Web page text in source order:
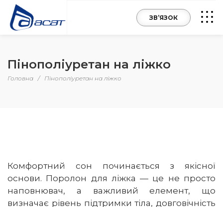
ЗВ’ЯЗОК
Пінополіуретан на ліжко
Головна / Пінополіуретан на ліжко
Комфортний сон починається з якісної
основи. Поролон для ліжка — це не просто
наповнювач, а важливий елемент, що
визначає рівень підтримки тіла, довговічність